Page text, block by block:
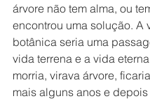
árvore não tem alma, ou
encontrou uma solução. A
botânica seria uma
vida terrena e a vida
morria, virava árvore,
mais alguns anos e